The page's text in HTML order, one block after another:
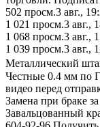
502 просм.3 авг.,
1 021 просм.3 авг.,
1 068 просм.3 авг.,
1 039 просм.3 авг.,
Металлический
Честные 0.4 мм по
видео перед
Замена при браке
Завальцованный